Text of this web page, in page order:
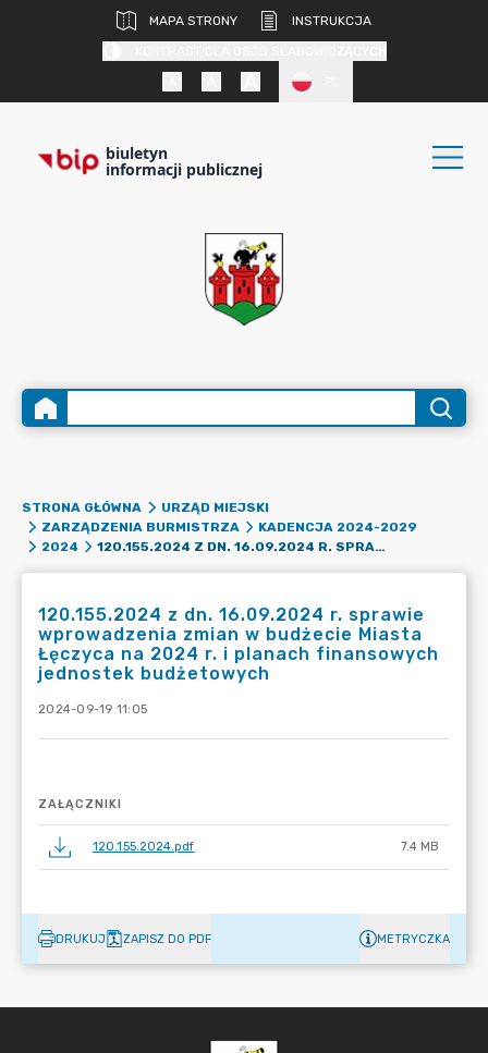
MAPA STRONY
INSTRUKCJA
biuletyn
informacji publicznej
STRONA GŁÓWNA
URZĄD MIEJSKI
ZARZĄDZENIA BURMISTRZA
KADENCJA 2024-2029
2024
120.155.2024 Z DN. 16.09.2024 R. SPRAWIE WPROWADZENIA ZMIAN W BUDŻECIE MIASTA ŁĘCZYCA NA 2024 R. I PLANACH FINANSOWYCH JEDNOSTEK BUDŻETOWYCH
120.155.2024 z dn. 16.09.2024 r. sprawie
wprowadzenia zmian w budżecie Miasta
Łęczyca na 2024 r. i planach finansowych
jednostek budżetowych
2024-09-19 11:05
ZAŁĄCZNIKI
120.155.2024.pdf 7.4 MB
DRUKUJ ZAPISZ DO PDF METRYCZKA